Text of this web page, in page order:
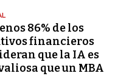
86% de los
financieros
que la IA es
que un MBA